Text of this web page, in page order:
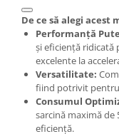
De ce să alegi acest
Performanță
și eficiență
excelente la
Versatilitate:
fiind potrivit pentru
Consumul
sarcină maximă de
eficiență.